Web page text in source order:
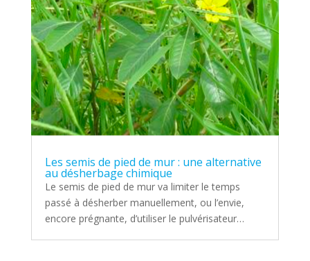
Les semis de pied de mur : une alternative
au désherbage chimique
Le semis de pied de mur va limiter le temps
passé à désherber manuellement, ou l’envie,
encore prégnante, d’utiliser le pulvérisateur…